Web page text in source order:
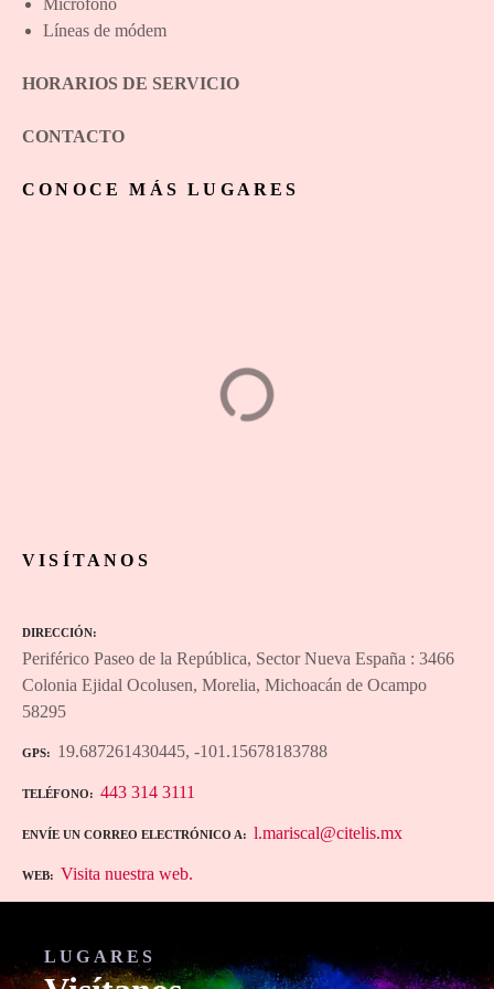
Micrófono
Líneas de módem
HORARIOS DE SERVICIO
CONTACTO
CONOCE MÁS LUGARES
VISÍTANOS
DIRECCIÓN
Periférico Paseo de la República, Sector Nueva España : 3466
Colonia Ejidal Ocolusen, Morelia, Michoacán de Ocampo
58295
GPS 19.687261430445, -101.15678183788
TELÉFONO 443 314 3111
ENVÍE UN CORREO ELECTRÓNICO A l.mariscal@citelis.mx
WEB Visita nuestra web.
LUGARES